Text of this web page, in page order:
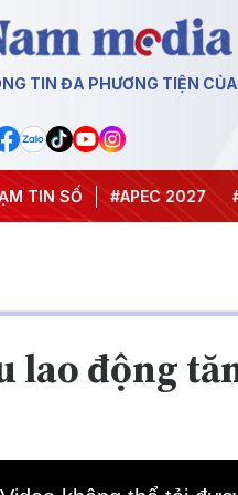
TIN ĐA PHƯƠNG TIỆN CỦA
TIN SỐ
3 #APEC 2027 #Đưa
lao động